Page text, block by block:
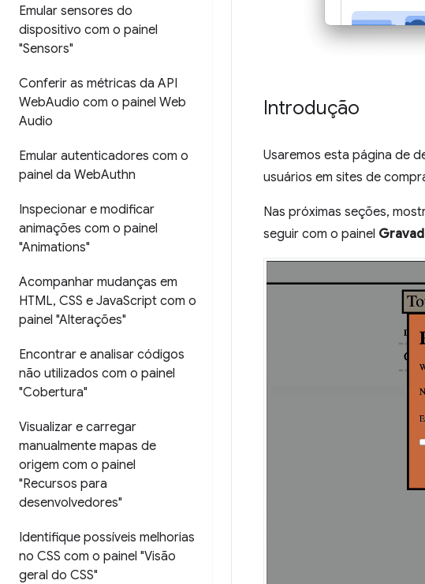
Emular sensores do
dispositivo com o painel
"Sensors"
Conferir as métricas da API
WebAudio com o painel Web
Audio
Emular autenticadores com o
painel da WebAuthn
Inspecionar e modificar
animações com o painel
"Animations"
Acompanhar mudanças em
HTML, CSS e JavaScript com o
painel "Alterações"
Encontrar e analisar códigos
não utilizados com o painel
"Cobertura"
Visualizar e carregar
manualmente mapas de
origem com o painel
"Recursos para
desenvolvedores"
Identifique possíveis melhorias
no CSS com o painel "Visão
geral do CSS"
Introdução
Usaremos esta página de
usuários em sites de
Nas próximas seções,
seguir com o painel